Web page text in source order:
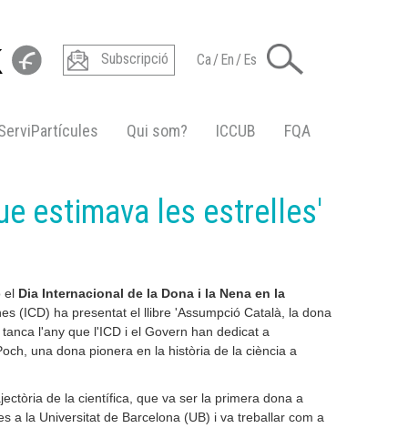
Subscripció Ca/En/Es
Qui som? ICCUB FQA
estimava les estrelles'
el Dia Internacional de la Dona i la Nena en la
(ICD) ha presentat el llibre 'Assumpció Català, la dona
l'any que l'ICD i el Govern han dedicat a
una dona pionera en la història de la ciència a
de la científica, que va ser la primera dona a
a la Universitat de Barcelona (UB) i va treballar com a